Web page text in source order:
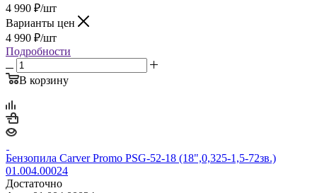
4 990 ₽/шт
Варианты цен
4 990 ₽/шт
Подробности
В корзину
Бензопила Carver Promo PSG-52-18 (18",0,325-1,5-72зв.)
01.004.00024
Достаточно